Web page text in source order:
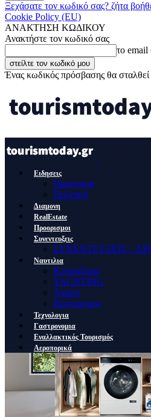
Ξεχάσατε τον κωδικό σας? ζήτα
Cookie Policy (EU)
ΑΝΑΚΤΗΣΗ ΚΩΔΙΚΟΥ
Ανακτήστε τον κωδικό σας
το email
Ένας κωδικός πρόσβασης θα
Ειδησεις
Οικονομια
Πολιτικη
Διαμονη
RealEstate
Προορισμοι
Συνεντευξεις
ΣΥΝΕΝΤΕΥΞΕΙΣ –
Ναυτιλια
Κρουαζιερα
YACHTING
Λιμανι
Ποντοπορος
Τεχνολογια
Γαστρονομια
Εναλλακτικός Τουρισμός
Αεροπορικά